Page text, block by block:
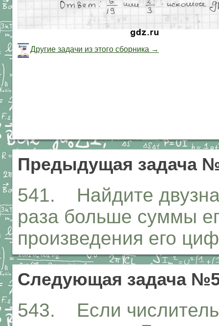
Другие задачи из этого сборника →
Предыдущая задача
541. Найдите
раза больше суммы
произведения его
Следующая задача
543. Если